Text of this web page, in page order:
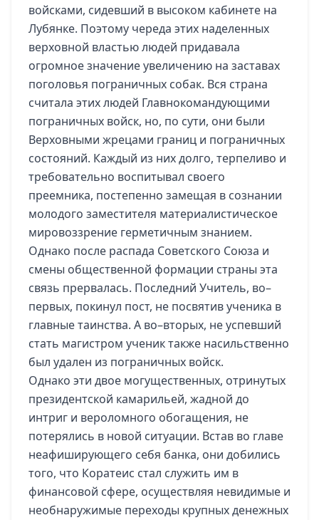
войсками, сидевший в высоком кабинете на
Лубянке. Поэтому череда этих наделенных
верховной властью людей придавала
огромное значение увеличению на заставах
поголовья пограничных собак. Вся страна
считала этих людей Главнокомандующими
пограничных войск, но, по сути, они были
Верховными жрецами границ и пограничных
состояний. Каждый из них долго, терпеливо и
требовательно воспитывал своего
преемника, постепенно замещая в сознании
молодого заместителя материалистическое
мировоззрение герметичным знанием.
Однако после распада Советского Союза и
смены общественной формации страны эта
связь прервалась. Последний Учитель, во–
первых, покинул пост, не посвятив ученика в
главные таинства. А во–вторых, не успевший
стать магистром ученик также насильственно
был удален из пограничных войск.
Однако эти двое могущественных, отринутых
президентской камарильей, жадной до
интриг и вероломного обогащения, не
потерялись в новой ситуации. Встав во главе
неафиширующего себя банка, они добились
того, что Коратеис стал служить им в
финансовой сфере, осуществляя невидимые и
необнаружимые переходы крупных денежных